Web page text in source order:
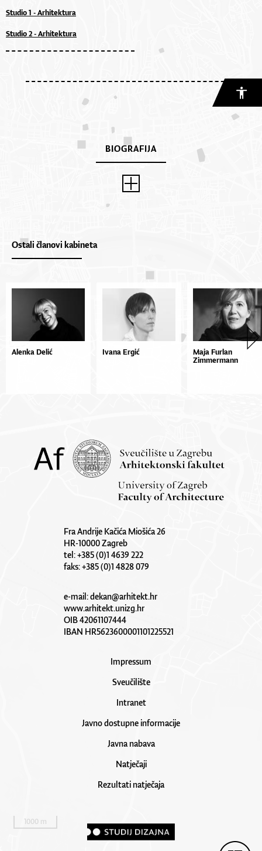
Studio 1 - Arhitektura
Studio 2 - Arhitektura
BIOGRAFIJA
Ostali članovi kabineta
Alenka Delić Ivana Ergić
Maja Furlan
Zimmermann
Fra Andrije Kačića Miošića 26
HR-10000 Zagreb
tel: +385 (0)1 4639 222
faks: +385 (0)1 4828 079
e-mail:dekan@arhitekt.hr
www.arhitekt.unizg.hr
OIB 42061107444
IBAN HR5623600001101225521
Impressum
Sveučilište
Intranet
Javno dostupne informacije
Javna nabava
Natječaji
Rezultati natječaja
1000 m